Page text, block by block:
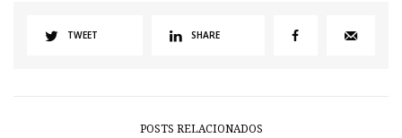
TWEET SHARE
POSTS RELACIONADOS